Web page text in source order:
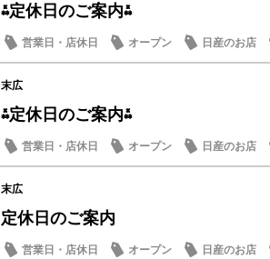
⁂定休日のご案内⁂
営業日・店休日 オープン 日産のお店
末広
⁂定休日のご案内⁂
営業日・店休日 オープン 日産のお店
末広
定休日のご案内
営業日・店休日 オープン 日産のお店